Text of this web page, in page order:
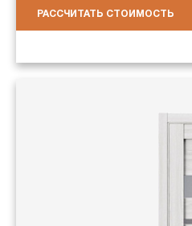
РАССЧИТАТЬ СТОИМОСТЬ